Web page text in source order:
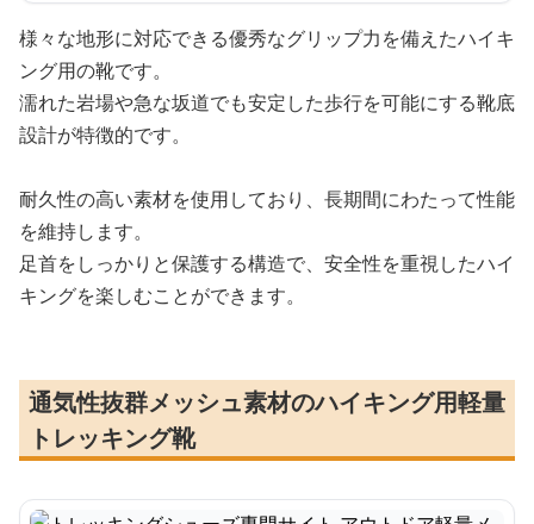
様々な地形に対応できる優秀なグリップ力を備えたハイキ
ング用の靴です。
濡れた岩場や急な坂道でも安定した歩行を可能にする靴底
設計が特徴的です。
耐久性の高い素材を使用しており、長期間にわたって性能
を維持します。
足首をしっかりと保護する構造で、安全性を重視したハイ
キングを楽しむことができます。
通気性抜群メッシュ素材のハイキング用軽量
トレッキング靴